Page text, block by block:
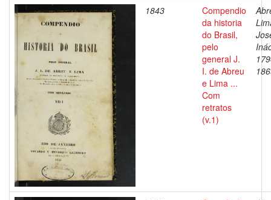
1843
Compendio
da historia
do Brasil,
pelo
general J.
I. de Abreu
e Lima ...
Com
retratos
(v.1)